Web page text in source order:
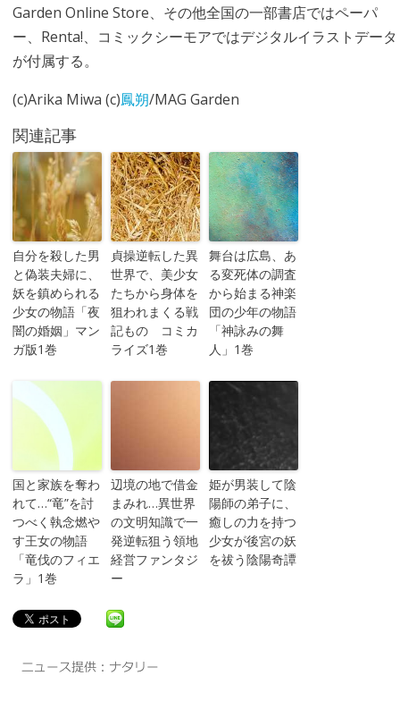
Garden Online Store、その他全国の一部書店ではペーパ
ー、Renta!、コミックシーモアではデジタルイラストデータ
が付属する。
(c)Arika Miwa (c)鳳朔/MAG Garden
関連記事
自分を殺した男
と偽装夫婦に、
妖を鎮められる
少女の物語「夜
闇の婚姻」マン
ガ版1巻
貞操逆転した異
世界で、美少女
たちから身体を
狙われまくる戦
記もの コミカ
ライズ1巻
舞台は広島、あ
る変死体の調査
から始まる神楽
団の少年の物語
「神詠みの舞
人」1巻
国と家族を奪わ
れて…“竜”を討
つべく執念燃や
す王女の物語
「竜伐のフィエ
ラ」1巻
辺境の地で借金
まみれ…異世界
の文明知識で一
発逆転狙う領地
経営ファンタジ
ー
姫が男装して陰
陽師の弟子に、
癒しの力を持つ
少女が後宮の妖
を祓う陰陽奇譚